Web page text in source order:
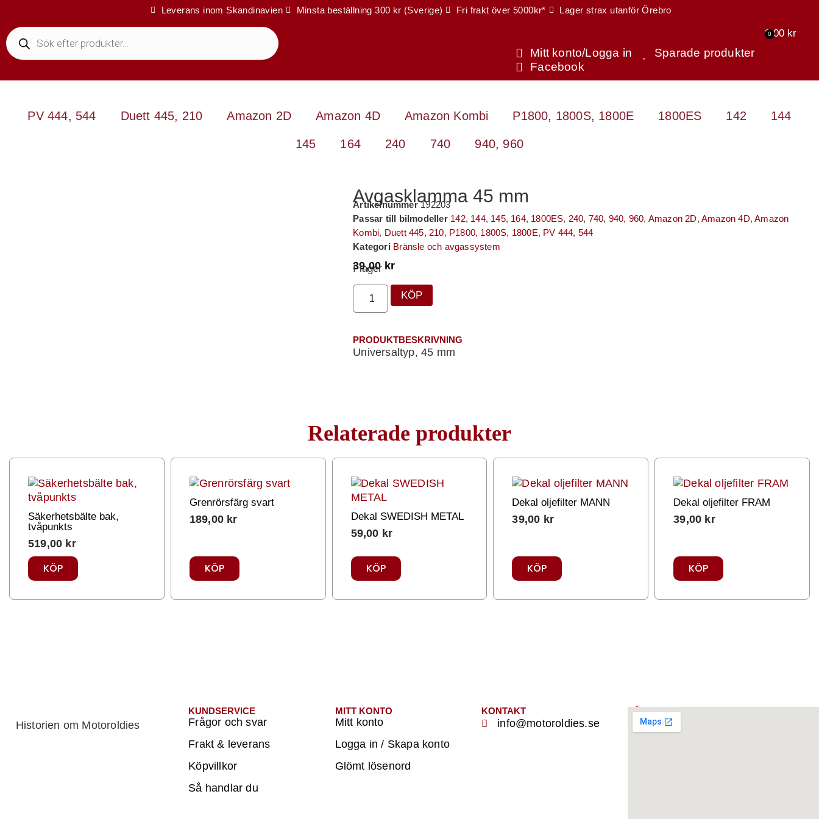
Leverans inom Skandinavien Minsta beställning 300 kr (Sverige) Fri frakt över 5000kr* Lager strax utanför Örebro
0,00 kr
0
Mitt konto/Logga in
Sparade produkter
Facebook
PV 444, 544 Duett 445, 210 Amazon 2D Amazon 4D Amazon Kombi P1800, 1800S, 1800E 1800ES 142 144
145 164 240 740 940, 960
Avgasklamma 45 mm
Artikelnummer192203
Passar till bilmodeller 142, 144, 145, 164, 1800ES, 240, 740, 940, 960, Amazon 2D,Amazon 4D,Amazon
Kombi, Duett 445, 210, P1800, 1800S, 1800E, PV 444, 544
Kategori Bränsle och avgassystem
39,00 kr
I lager
KÖP
PRODUKTBESKRIVNING
Universaltyp, 45 mm
Relaterade produkter
Säkerhetsbälte bak,
tvåpunkts
519,00 kr
KÖP
Grenrörsfärg svart
189,00 kr
KÖP
Dekal SWEDISH METAL
59,00 kr
KÖP
Dekal oljefilter MANN
39,00 kr
KÖP
Dekal oljefilter FRAM
39,00 kr
KÖP
Historien om Motoroldies
KUNDSERVICE
Frågor och svar
Frakt & leverans
Köpvillkor
Så handlar du
MITT KONTO
Mitt konto
Logga in / Skapa konto
Glömt lösenord
KONTAKT
info@motoroldies.se
VÅRT LAGER